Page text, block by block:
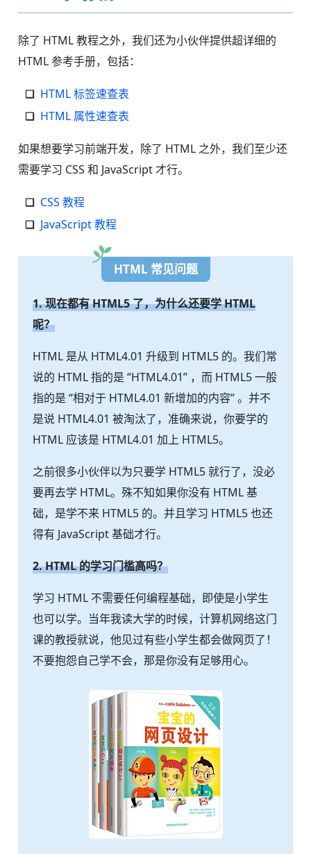
除了 HTML 教程之外，我们还为小伙伴提供超详细的
HTML 参考手册，包括：
HTML 标签速查表
HTML 属性速查表
如果想要学习前端开发，除了 HTML 之外，我们至少还
需要学习 CSS 和 JavaScript 才行。
CSS 教程
JavaScript 教程
HTML 常见问题
1. 现在都有 HTML5 了，为什么还要学 HTML
呢？
HTML 是从 HTML4.01 升级到 HTML5 的。我们常
说的 HTML 指的是 “HTML4.01” ，而 HTML5 一般
指的是 “相对于 HTML4.01 新增加的内容” 。并不
是说 HTML4.01 被淘汰了，准确来说，你要学的
HTML 应该是 HTML4.01 加上 HTML5。
之前很多小伙伴以为只要学 HTML5 就行了，没必
要再去学 HTML。殊不知如果你没有 HTML 基
础，是学不来 HTML5 的。并且学习 HTML5 也还
得有 JavaScript 基础才行。
2. HTML 的学习门槛高吗？
学习 HTML 不需要任何编程基础，即使是小学生
也可以学。当年我读大学的时候，计算机网络这门
课的教授就说，他见过有些小学生都会做网页了！
不要抱怨自己学不会，那是你没有足够用心。